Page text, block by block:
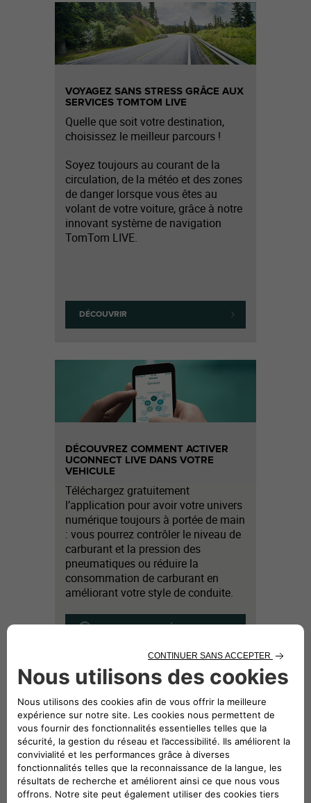
VOYAGEZ SANS STRESS GRÂCE AUX
SERVICES TOMTOM LIVE
Quelle que soit votre destination,
choisissez le meilleur parcours !
Soyez toujours au courant de la
circulation, de la météo et des zones
de danger lorsque vous êtes au
volant de votre voiture, grâce à notre
innovant système de navigation
TomTom LIVE.
DÉCOUVRIR
DÉCOUVREZ COMMENT ACTIVER
UCONNECT LIVE DANS VOTRE
VEHICULE
Téléchargez gratuitement
l’application pour avoir votre univers
numérique toujours à portée de main
: vous pourrez contrôler le niveau de
carburant et la pression des
pneumatiques ou réduire la
consommation de carburant en
améliorant votre style de conduite.
REGARDER LA VIDÉO
AVEC I'APPLICATION UCONNECT
LIVE, VOTRE VOITURE EST
TOUJOURS AVEC VOUS